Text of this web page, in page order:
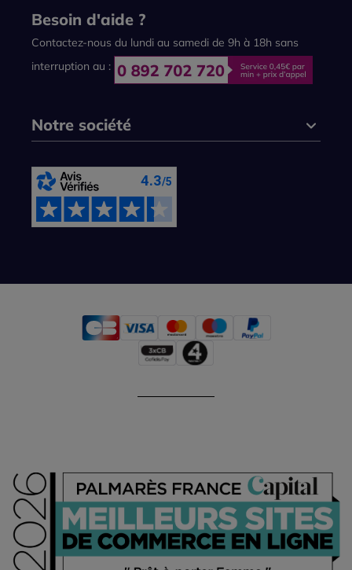
Besoin d'aide ?
Contactez-nous du lundi au samedi de 9h à 18h sans
interruption au :
Notre société